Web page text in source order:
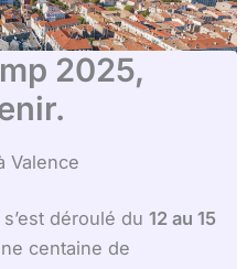
2025,
Valence
s’est déroulé du 12 au 15
centaine de